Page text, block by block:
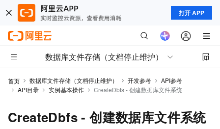
打开 APP
数据库文件存储（文档停止维护）
首页 数据库文件存储（文档停止维护） 开发参考
API参考
API目录
实例基本操作 CreateDbfs - 创建数据库文件系统
CreateDbfs - 创建数据库文件系统